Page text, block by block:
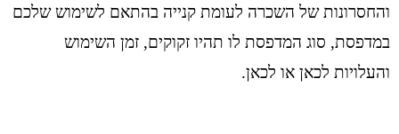
והחסרונות של השכרה לעומת קנייה בהתאם לשימוש שלכם
במדפסת, סוג המדפסת לו תהיו זקוקים, זמן השימוש
והעלויות לכאן או לכאן.